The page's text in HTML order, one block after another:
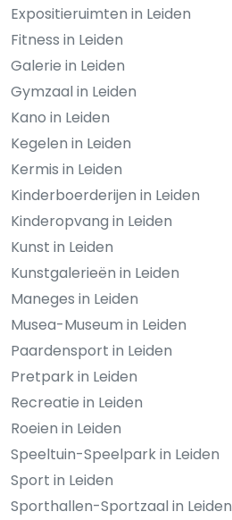
Expositieruimten in Leiden
Fitness in Leiden
Galerie in Leiden
Gymzaal in Leiden
Kano in Leiden
Kegelen in Leiden
Kermis in Leiden
Kinderboerderijen in Leiden
Kinderopvang in Leiden
Kunst in Leiden
Kunstgalerieën in Leiden
Maneges in Leiden
Musea-Museum in Leiden
Paardensport in Leiden
Pretpark in Leiden
Recreatie in Leiden
Roeien in Leiden
Speeltuin-Speelpark in Leiden
Sport in Leiden
Sporthallen-Sportzaal in Leiden